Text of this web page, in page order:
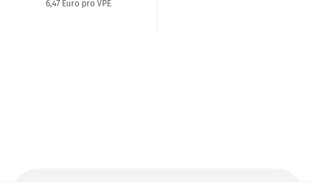
6,47 Euro pro VPE